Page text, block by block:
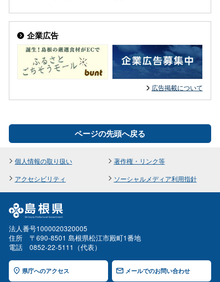
企業広告
広告掲載について
ページの先頭へ戻る
個人情報の取り扱い
著作権・リンク等
アクセシビリティ
ソーシャルメディア利用指針
法人番号1000020320005
住所 〒690-8501 島根県松江市殿町1番地
電話 0852-22-5111（代表）
県庁へのアクセス メールでのお問い合わせ